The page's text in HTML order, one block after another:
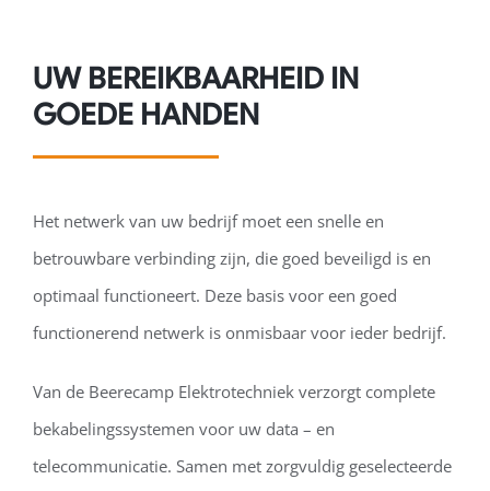
UW BEREIKBAARHEID IN
GOEDE HANDEN
Het netwerk van uw bedrijf moet een snelle en
betrouwbare verbinding zijn, die goed beveiligd is en
optimaal functioneert. Deze basis voor een goed
functionerend netwerk is onmisbaar voor ieder bedrijf.
Van de Beerecamp Elektrotechniek verzorgt complete
bekabelingssystemen voor uw data – en
telecommunicatie. Samen met zorgvuldig geselecteerde